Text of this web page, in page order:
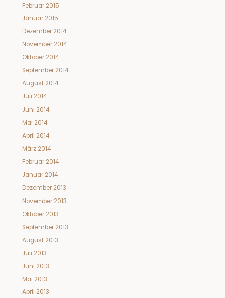
Februar 2015
Januar 2015
Dezember 2014
November 2014
Oktober 2014
September 2014
August 2014
Juli 2014
Juni 2014
Mai 2014
April 2014
März 2014
Februar 2014
Januar 2014
Dezember 2013
November 2013
Oktober 2013
September 2013
August 2013
Juli 2013
Juni 2013
Mai 2013
April 2013